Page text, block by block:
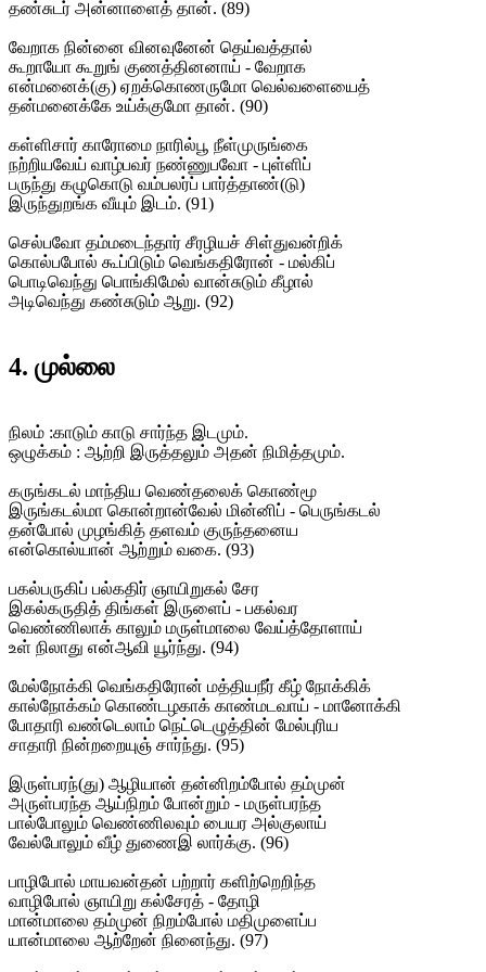
தண்சுடர் அன்னாளைத் தான். (89)
வேறாக நின்னை வினவுனேன் தெய்வத்தால்
கூறாயோ கூறுங் குணத்தினனாய் - வேறாக
என்மனைக்(கு) ஏறக்கொணருமோ வெல்வளையைத்
தன்மனைக்கே உய்க்குமோ தான். (90)
கள்ளிசார் காரோமை நாரில்பூ நீள்முருங்கை
நற்றியவேய் வாழ்பவர் நண்ணுபவோ - புள்ளிப்
பருந்து கழுகொடு வம்பலர்ப் பார்த்தாண்(டு)
இருந்துறங்க வீயும் இடம். (91)
செல்பவோ தம்மடைந்தார் சீரழியச் சிள்துவன்றிக்
கொல்பபோல் கூப்பிடும் வெங்கதிரோன் - மல்கிப்
பொடிவெந்து பொங்கிமேல் வான்சுடும் கீழால்
அடிவெந்து கண்சுடும் ஆறு. (92)
4. முல்லை
நிலம் :காடும் காடு சார்ந்த இடமும்.
ஒழுக்கம் : ஆற்றி இருத்தலும் அதன் நிமித்தமும்.
கருங்கடல் மாந்திய வெண்தலைக் கொண்மூ
இருங்கடல்மா கொன்றான்வேல் மின்னிப் - பெருங்கடல்
தன்போல் முழங்கித் தளவம் குருந்தனைய
என்கொல்யான் ஆற்றும் வகை. (93)
பகல்பருகிப் பல்கதிர் ஞாயிறுகல் சேர
இகல்கருதித் திங்கள் இருளைப் - பகல்வர
வெண்ணிலாக் காலும் மருள்மாலை வேய்த்தோளாய்
உள் நிலாது என்ஆவி யூர்ந்து. (94)
மேல்நோக்கி வெங்கதிரோன் மத்தியநீர் கீழ் நோக்கிக்
கால்நோக்கம் கொண்டழகாக் காண்மடவாய் - மானோக்கி
போதாரி வண்டெலாம் நெட்டெழுத்தின் மேல்புரிய
சாதாரி நின்றறையுஞ் சார்ந்து. (95)
இருள்பரந்(து) ஆழியான் தன்னிறம்போல் தம்முன்
அருள்பரந்த ஆய்நிறம் போன்றும் - மருள்பரந்த
பால்போலும் வெண்ணிலவும் பையர அல்குலாய்
வேல்போலும் வீழ் துணைஇ லார்க்கு. (96)
பாழிபோல் மாயவன்தன் பற்றார் களிற்றெறிந்த
வாழிபோல் ஞாயிறு கல்சேரத் - தோழி
மான்மாலை தம்முன் நிறம்போல் மதிமுளைப்ப
யான்மாலை ஆற்றேன் நினைந்து. (97)